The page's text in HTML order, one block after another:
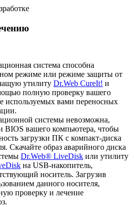
система способна
режиме или режиме защиты от
утилиту Dr.Web CureIt! и
полную проверку вашего
используемых вами переносных
системы невозможна,
BIOS вашего компьютера, чтобы
загрузки ПК с компакт-диска
Скачайте образ аварийного диска
Dr.Web® LiveDisk или утилиту
на USB-накопитель,
носитель. Загрузив
данного носителя,
проверку и лечение